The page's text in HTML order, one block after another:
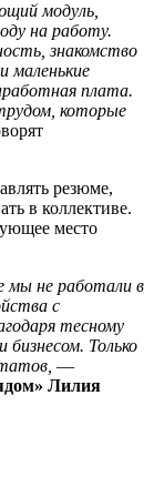
модуль,
на работу.
знакомство
маленькие
плата.
которые
резюме,
в коллективе.
место
мы не работали в
с
тесному
Только
—
Лилия